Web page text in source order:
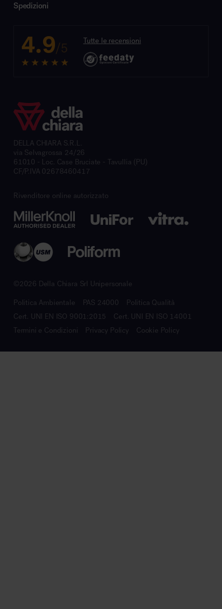
Spedizioni
4.9/5 Tutte le recensioni
DELLA CHIARA S.R.L.
via Selvagrossa 24/26
61010 - Loc. Case Bruciate - Tavullia (PU)
CF/P.IVA 02678460417
Rivenditore online autorizzato
©2026 Della Chiara Srl Unipersonale
Politica Ambientale PAS 24000
Politica Qualità
Cert. UNI EN ISO 9001:2015
Cert. UNI EN ISO 14001
Termini e Condizioni
Privacy Policy Cookie Policy